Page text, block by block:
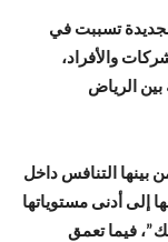
تسببت في
والأفراد،
الرياض
بينها التنافس داخل
أدنى مستوياتها
فيما تعمق